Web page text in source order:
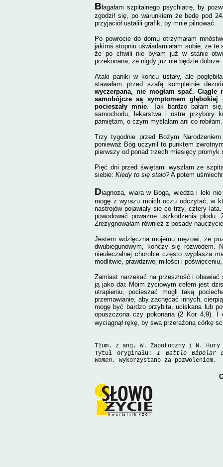
Błagałam szpitalnego psychiatrę, by
zgodził się, po warunkiem że będę pod
przyjaciół ustalili grafik, by mnie pilnować.
Po powrocie do domu otrzymałam
jakimś stopniu uświadamiałam sobie, że
że po chwili nie byłam już w stanie
przekonana, że nigdy już nie będzie dobrze.
Ataki paniki w końcu ustały, ale
stawałam przed szafą kompletnie
wyczerpana, nie mogłam spać.
samobójcze są symptomem
pocieszały mnie . Tak bardzo bałam
samochodu, lekarstwa i ostre przybory
pamiętam, o czym myślałam ani co robiłam.
Trzy tygodnie przed Bożym
ponieważ Bóg uczynił to punktem
pierwszy od ponad trzech miesięcy promyk
Pięć dni przed świętami wyszłam ze
siebie: Kiedy to się stało?A potem
Diagnoza, wiara w Boga, wiedza i leki nie
mogę z wyrazu moich oczu odczytać, w
nastrojów pojawiały się co trzy, cztery
powodować poważne uszkodzenia
Zrezygnowałam również z posady
Jestem wdzięczna mojemu mężowi, że
dwubiegunowym, kończy się rozwodem.
nieuleczalnej chorobie często wypłasza
modlitwie, prawdziwej miłości i
Zamiast narzekać na przeszłość i
ją jako dar. Moim życiowym celem jest
utrapieniu, pocieszać mogli taką
przemawianie, aby zachęcać innych,
mogę być bardzo przybita, uciskana lub
opuszczona czy pokonana (2 Kor 4,9). I
wyciągnął rękę, by swą przerażoną córkę
Tłum. z ang. W. Zapotoczny i N. Hury
Tytuł oryginału:I Battle Bipolar
Women.
Wykorzystano za pozwoleniem.